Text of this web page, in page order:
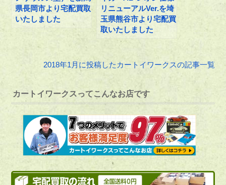
県長岡市より宅配買取
いたしました
リニューアルVer.を埼
玉県熊谷市より宅配買
取いたしました
2018年1月に投稿したカートイワークスの記事一覧
カートイワークスってこんなお店です